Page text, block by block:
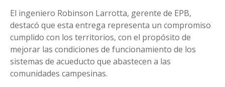
El ingeniero Robinson Larrotta, gerente de EPB,
destacó que esta entrega representa un compromiso
cumplido con los territorios, con el propósito de
mejorar las condiciones de funcionamiento de los
sistemas de acueducto que abastecen a las
comunidades campesinas.